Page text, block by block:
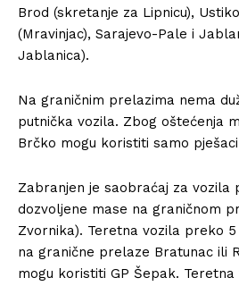
Brod (skretanje za Lipnicu),
(Mravinjac), Sarajevo-Pale i
Jablanica).
Na graničnim prelazima nema
putnička vozila. Zbog oštećenja
Brčko mogu koristiti samo
Zabranjen je saobraćaj za vozila
dozvoljene mase na graničnom
Zvornika). Teretna vozila preko
na granične prelaze Bratunac ili
mogu koristiti GP Šepak. Teretna